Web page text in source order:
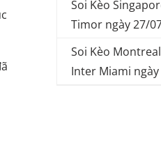
Soi Kèo
Timor ngày 27/
Soi Kèo
Inter Miami